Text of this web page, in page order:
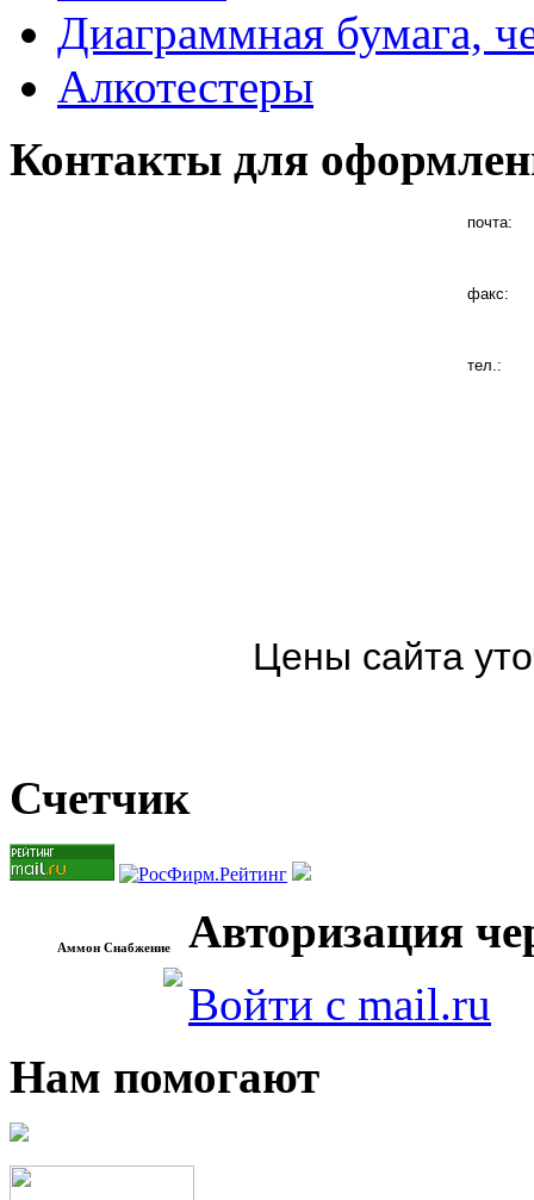
Диаграммная бумага,
Алкотестеры
Контакты для
почта:
факс:
тел.:
Цены сайта
Счетчик
Аммон Снабжение
Авторизация
Войти с mail.ru
Нам помогают